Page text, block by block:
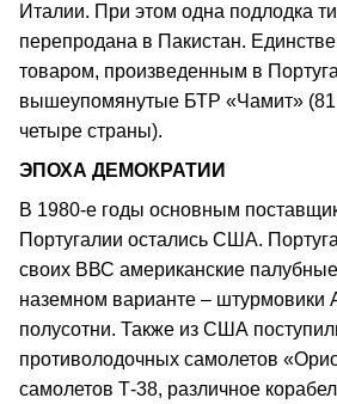
Италии. При этом одна подлодка
перепродана в Пакистан.
товаром, произведенным в
вышеупомянутые БТР «Чамит» (81
четыре страны).
ЭПОХА ДЕМОКРАТИИ
В 1980-е годы основным
Португалии остались США.
своих ВВС американские
наземном варианте – штурмовики
полусотни. Также из США
противолодочных самолетов
самолетов Т-38, различное